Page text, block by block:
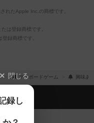
れたApple Inc.の商標です。
は登録商標です。
録商標です。
マイボードゲーム 興味あ
閉じる
録し